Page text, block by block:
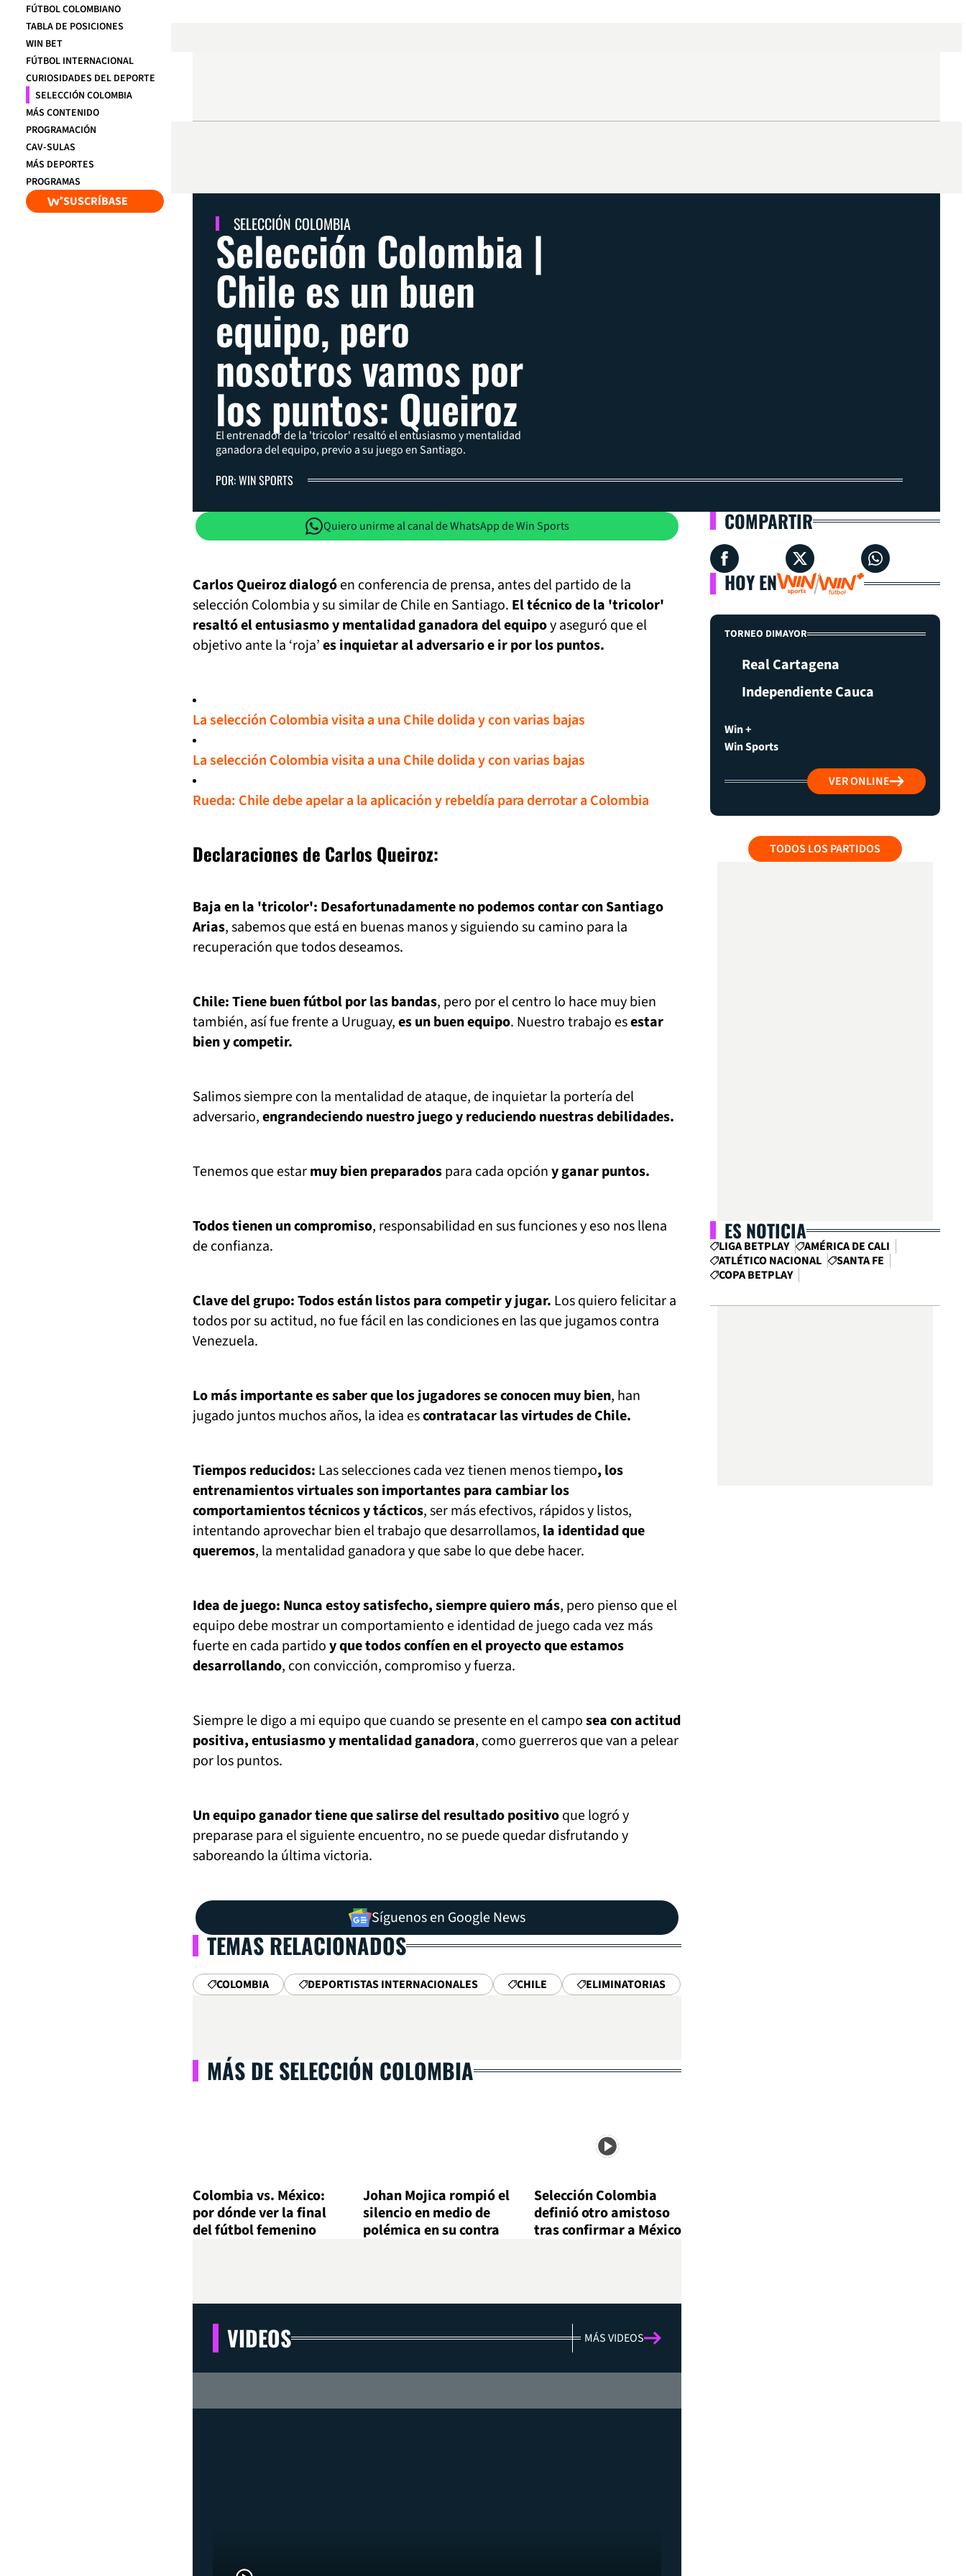
FÚTBOL COLOMBIANO
TABLA DE POSICIONES
WIN BET
FÚTBOL INTERNACIONAL
CURIOSIDADES DEL DEPORTE
SELECCIÓN COLOMBIA
MÁS CONTENIDO
PROGRAMACIÓN
CAV-SULAS
MÁS DEPORTES
PROGRAMAS
SUSCRÍBASE
SELECCIÓN COLOMBIA
Selección Colombia |
Chile es un buen
equipo, pero
nosotros vamos por
los puntos: Queiroz
El entrenador de la 'tricolor' resaltó el entusiasmo y mentalidad
ganadora del equipo, previo a su juego en Santiago.
POR: WIN SPORTS
Quiero unirme al canal de WhatsApp de Win Sports
Carlos Queiroz dialogóen conferencia de prensa, antes del partido de la
selección Colombia y su similar de Chile en Santiago. El técnico de la 'tricolor'
resaltó el entusiasmo y mentalidad ganadora del equipoy aseguró que el
objetivo ante la ‘roja’es inquietar al adversario e ir por los puntos.
La selección Colombia visita a una Chile dolida y con varias bajas
La selección Colombia visita a una Chile dolida y con varias bajas
Rueda: Chile debe apelar a la aplicación y rebeldía para derrotar a Colombia
Declaraciones de Carlos Queiroz:
Baja en la 'tricolor': Desafortunadamente no podemos contar con Santiago
Arias, sabemos que está en buenas manos y siguiendo su camino para la
recuperación que todos deseamos.
Chile: Tiene buen fútbol por las bandas, pero por el centro lo hace muy bien
también, así fue frente a Uruguay,es un buen equipo. Nuestro trabajo esestar
bien y competir.
Salimos siempre con la mentalidad de ataque, de inquietar la portería del
adversario,engrandeciendo nuestro juego y reduciendo nuestras debilidades.
Tenemos que estarmuy bien preparadospara cada opcióny ganar puntos.
Todos tienen un compromiso, responsabilidad en sus funciones y eso nos llena
de confianza.
Clave del grupo: Todos están listos para competir y jugar. Los quiero felicitar a
todos por su actitud, no fue fácil en las condiciones en las que jugamos contra
Venezuela.
Lo más importante es saber que los jugadores se conocen muy bien, han
jugado juntos muchos años, la idea escontratacar las virtudes de Chile.
Tiempos reducidos: Las selecciones cada vez tienen menos tiempo, los
entrenamientos virtuales son importantes para cambiar los
comportamientos técnicos y tácticos, ser más efectivos, rápidos y listos,
intentando aprovechar bien el trabajo que desarrollamos, la identidad que
queremos, la mentalidad ganadora y que sabe lo que debe hacer.
Idea de juego: Nunca estoy satisfecho, siempre quiero más, pero pienso que el
equipo debe mostrar un comportamiento e identidad de juego cada vez más
fuerte en cada partidoy que todos confíen en el proyecto que estamos
desarrollando, con convicción, compromiso y fuerza.
Siempre le digo a mi equipo que cuando se presente en el camposea con actitud
positiva, entusiasmo y mentalidad ganadora, como guerreros que van a pelear
por los puntos.
Un equipo ganador tiene que salirse del resultado positivoque logró y
preparase para el siguiente encuentro, no se puede quedar disfrutando y
saboreando la última victoria.
Síguenos en Google News
TEMAS RELACIONADOS
COLOMBIA DEPORTISTAS INTERNACIONALES CHILE ELIMINATORIAS
MÁS DE SELECCIÓN COLOMBIA
Colombia vs. México:
por dónde ver la final
del fútbol femenino
Johan Mojica rompió el
silencio en medio de
polémica en su contra
Selección Colombia
definió otro amistoso
tras confirmar a México
VIDEOS MÁS VIDEOS
COMPARTIR
HOY EN
TORNEO DIMAYOR
Real Cartagena
Independiente Cauca
Win +
Win Sports
VER ONLINE
TODOS LOS PARTIDOS
ES NOTICIA
LIGA BETPLAY
AMÉRICA DE CALI
ATLÉTICO NACIONAL
SANTA FE
COPA BETPLAY